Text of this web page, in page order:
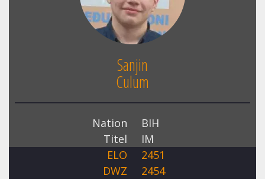
Sanjin
Culum
Nation
BIH
Titel
IM
ELO
2451
DWZ
2454